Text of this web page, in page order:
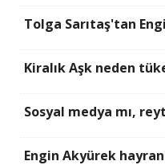
Tolga Sarıtaş'tan
Kiralık Aşk neden
Sosyal medya mı,
Engin Akyürek